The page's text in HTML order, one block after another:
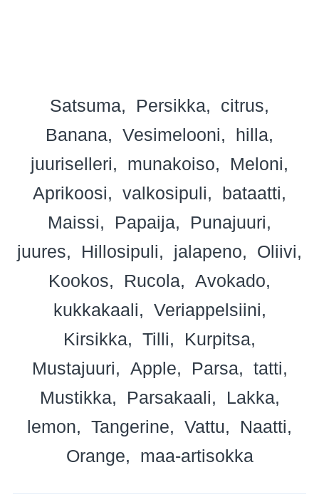
Satsuma Persikka
citrus
Banana
Vesimelooni
hilla
juuriselleri
munakoiso
Meloni
Aprikoosi
valkosipuli
bataatti
Maissi
Papaija
Punajuuri
juures
Hillosipuli jalapeno
Oliivi
Kookos
Rucola
Avokado
kukkakaali
Veriappelsiini
Kirsikka
Tilli
Kurpitsa
Mustajuuri
Apple Parsa
tatti
Mustikka
Parsakaali
Lakka
lemon
Tangerine Vattu
Naatti
Orange
maa-artisokka